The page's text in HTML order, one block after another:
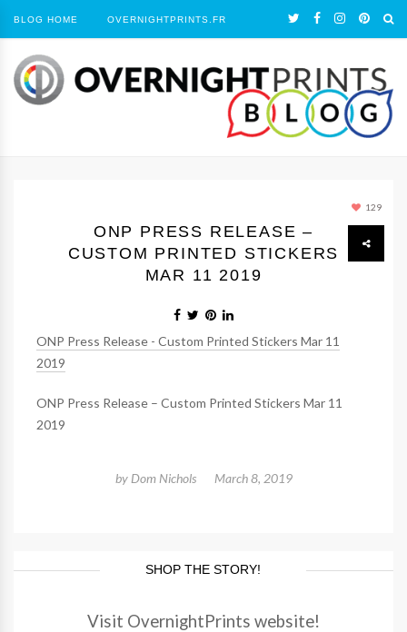
BLOG HOME OVERNIGHTPRINTS.FR
129
ONP PRESS RELEASE –
CUSTOM PRINTED STICKERS
MAR 11 2019
ONP Press Release - Custom Printed Stickers Mar 11
2019
ONP Press Release – Custom Printed Stickers Mar 11
2019
by Dom Nichols March 8, 2019
SHOP THE STORY!
Visit OvernightPrints website!